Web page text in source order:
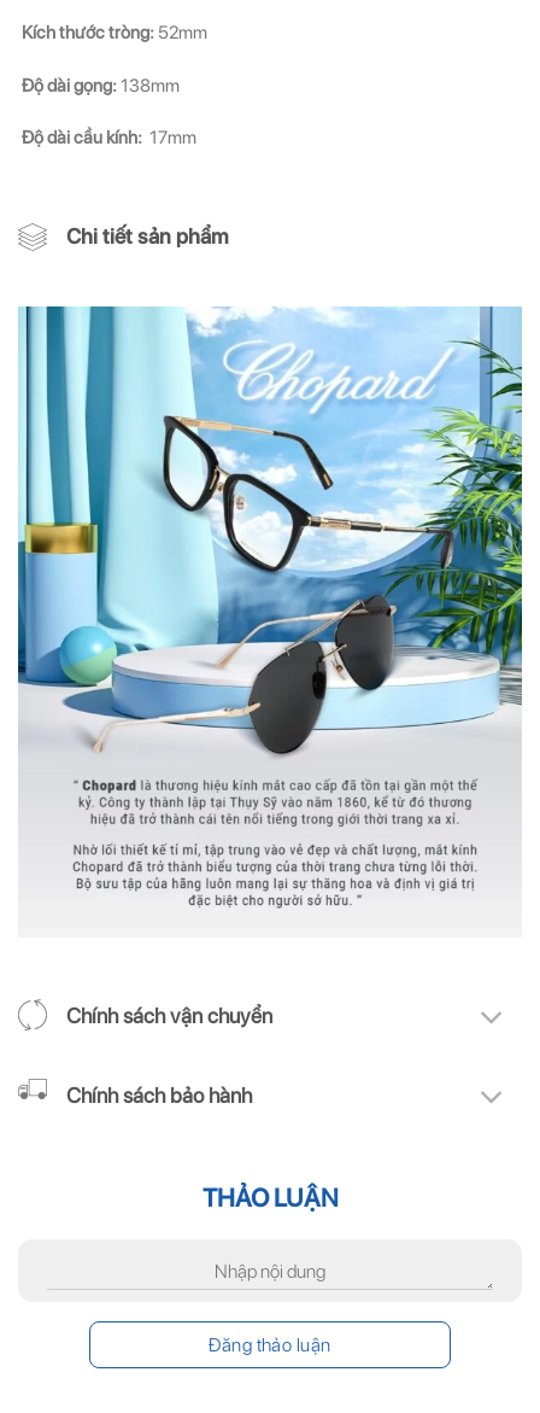
Kích thước tròng: 52mm
Độ dài gọng:138mm
Độ dài cầu kính: 17mm
Chi tiết sản phẩm
Chính sách vận chuyển
Chính sách bảo hành
THẢO LUẬN